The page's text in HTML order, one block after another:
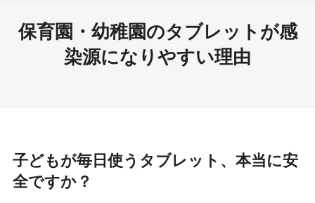
保育園・幼稚園のタブレットが感
染源になりやすい理由
子どもが毎日使うタブレット、本当に安
全ですか？